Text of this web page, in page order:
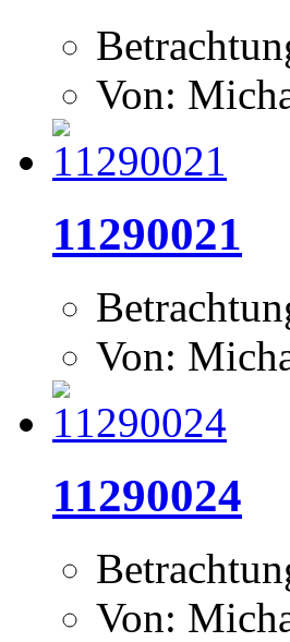
Von:
11290021
Von:
11290024
Von: